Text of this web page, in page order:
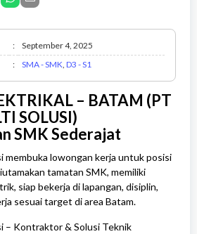
:
September 4, 2025
: SMA - SMK, D3 - S1
D3
-
– BATAM (PT
SOLUSI)
SMK Sederajat
membuka lowongan kerja untuk posisi
tamatan SMK, memiliki
siap bekerja di lapangan, disiplin,
sesuai target di area Batam.
– Kontraktor & Solusi Teknik